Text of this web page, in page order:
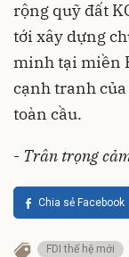
rộng quỹ đất
tới xây dựng
minh tại miền
cạnh tranh
toàn cầu.
- Trân trọng
Chia sẻ Facebook
FDI thế hệ mới